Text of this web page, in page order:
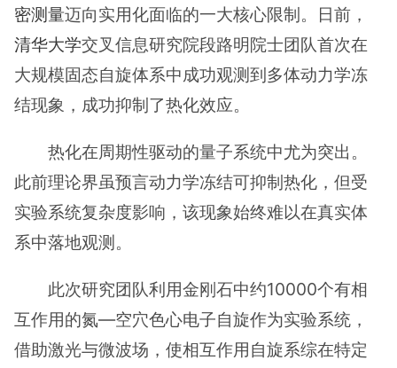
密测量迈向实用化面临的一大核心限制。日前，
清华大学交叉信息研究院段路明院士团队首次在
大规模固态自旋体系中成功观测到多体动力学冻
结现象，成功抑制了热化效应。
热化在周期性驱动的量子系统中尤为突出。
此前理论界虽预言动力学冻结可抑制热化，但受
实验系统复杂度影响，该现象始终难以在真实体
系中落地观测。
此次研究团队利用金刚石中约10000个有相
互作用的氮—空穴色心电子自旋作为实验系统，
借助激光与微波场，使相互作用自旋系综在特定